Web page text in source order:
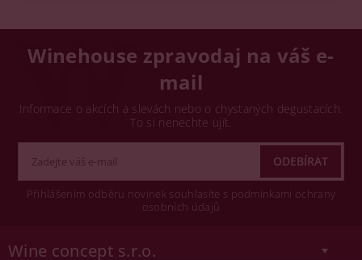
Winehouse zpravodaj na váš e-
mail
Informace o akcích a slevách nebo o chystaných degustacích.
To si nenechte ujít.
Přihlášením odběru novinek souhlasíte s podmínkami ochrany
osobních údajů
Wine concept s.r.o.